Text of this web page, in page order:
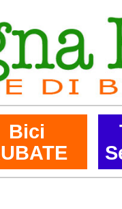
Bici